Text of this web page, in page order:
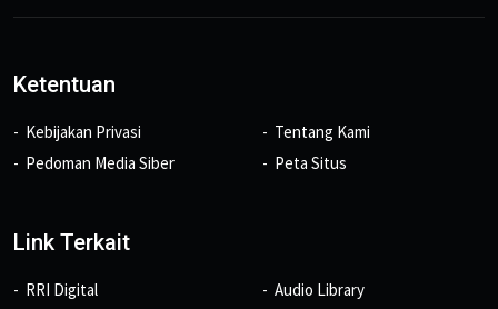
Ketentuan
Kebijakan Privasi
Pedoman Media Siber
Tentang Kami
Peta Situs
Link Terkait
RRI Digital
Audio Library